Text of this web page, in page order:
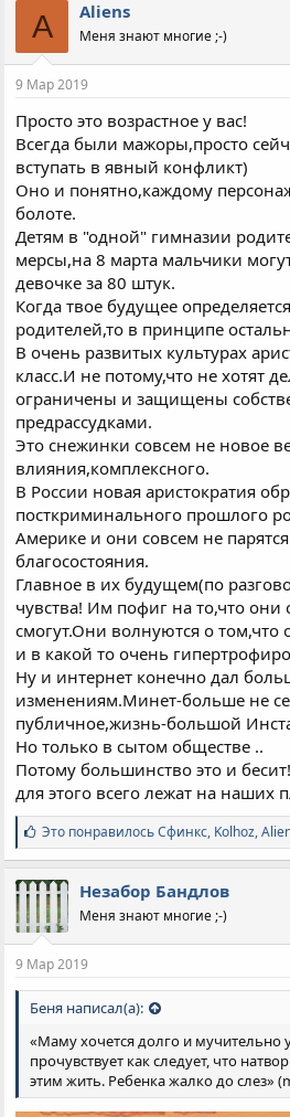
п
а
т
и
:
A Aliens
Меня знают многие ;-)
9 Мар 2019
Просто это возрастное у вас!
Всегда были мажоры,просто
вступать в явный конфликт)
Оно и понятно,каждому
болоте.
Детям в "одной" гимназии
мерсы,на 8 марта мальчики
девочке за 80 штук.
Когда твое будущее
родителей,то в принципе
В очень развитых культурах
класс.И не потому,что не хотят
ограничены и защищены
предрассудками.
Это снежинки совсем не новое
влияния,комплексного.
В России новая аристократия
посткриминального прошлого
Америке и они совсем не
благосостояния.
Главное в их будущем(по
чувства! Им пофиг на то,что они
смогут.Они волнуются о том,что
и в какой то очень
Ну и интернет конечно дал
изменениям.Минет-больше не
публичное,жизнь-большой
Но только в сытом обществе ..
Потому большинство это и
для этого всего лежат на наших
С
и
м
п
а
т
и
:
Это понравилосьСфинкс, Kolhoz,
Незабор Бандлов
Меня знают многие ;-)
9 Мар 2019
Беня написал(а):
«Маму хочется долго и мучительно
прочувствует как следует, что
этим жить. Ребенка жалко до слез»